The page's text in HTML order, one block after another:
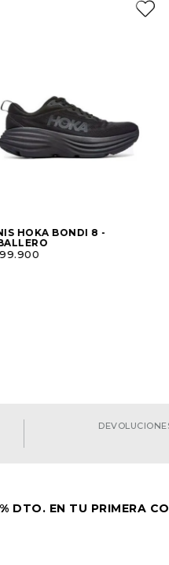
HOKA BONDI 8 -
.900
DTO. EN TU PRIMERA